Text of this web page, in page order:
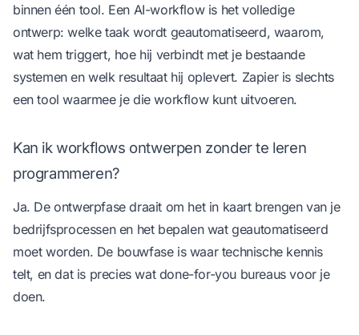
binnen één tool. Een AI-workflow is het volledige
ontwerp: welke taak wordt geautomatiseerd, waarom,
wat hem triggert, hoe hij verbindt met je bestaande
systemen en welk resultaat hij oplevert. Zapier is slechts
een tool waarmee je die workflow kunt uitvoeren.
Kan ik workflows ontwerpen zonder te leren
programmeren?
Ja. De ontwerpfase draait om het in kaart brengen van je
bedrijfsprocessen en het bepalen wat geautomatiseerd
moet worden. De bouwfase is waar technische kennis
telt, en dat is precies wat done-for-you bureaus voor je
doen.